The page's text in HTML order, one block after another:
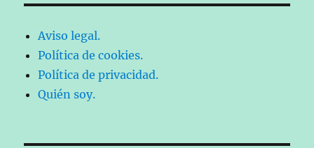
Aviso legal.
Política de cookies.
Política de privacidad.
Quién soy.